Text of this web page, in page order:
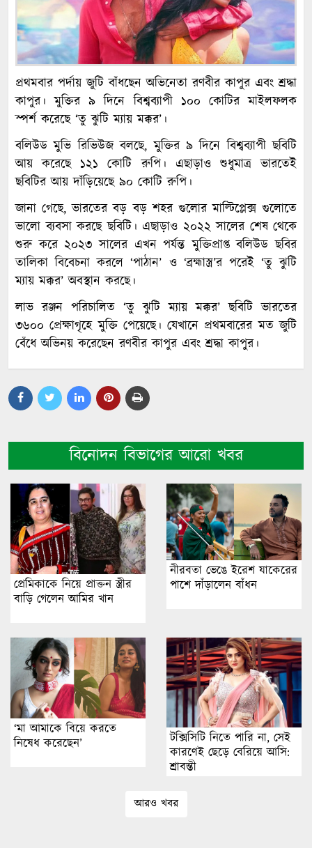
প্রথমবার পর্দায় জুটি বাঁধছেন অভিনেতা রণবীর কাপুর এবং শ্রদ্ধা
কাপুর। মুক্তির ৯ দিনে বিশ্বব্যাপী ১০০ কোটির মাইলফলক
স্পর্শ করেছে ‘তু ঝুটি ম্যায় মক্কর’।
বলিউড মুভি রিভিউজ বলছে, মুক্তির ৯ দিনে বিশ্বব্যাপী ছবিটি
আয় করেছে ১২১ কোটি রুপি। এছাড়াও শুধুমাত্র ভারতেই
ছবিটির আয় দাঁড়িয়েছে ৯০ কোটি রুপি।
জানা গেছে, ভারতের বড় বড় শহর গুলোর মাল্টিপ্লেক্স গুলোতে
ভালো ব্যবসা করছে ছবিটি। এছাড়াও ২০২২ সালের শেষ থেকে
শুরু করে ২০২৩ সালের এখন পর্যন্ত মুক্তিপ্রাপ্ত বলিউড ছবির
তালিকা বিবেচনা করলে ‘পাঠান’ ও ‘ব্রহ্মাস্ত্র’র পরেই ‘তু ঝুটি
ম্যায় মক্কর’ অবস্থান করছে।
লাভ রঞ্জন পরিচালিত ‘তু ঝুটি ম্যায় মক্কর’ ছবিটি ভারতের
৩৬০০ প্রেক্ষাগৃহে মুক্তি পেয়েছে। যেখানে প্রথমবারের মত জুটি
বেঁধে অভিনয় করেছেন রণবীর কাপুর এবং শ্রদ্ধা কাপুর।
বিনোদন বিভাগের আরো খবর
প্রেমিকাকে নিয়ে প্রাক্তন স্ত্রীর
বাড়ি গেলেন আমির খান
নীরবতা ভেঙে ইরেশ যাকেরের
পাশে দাঁড়ালেন বাঁধন
‘মা আমাকে বিয়ে করতে
নিষেধ করেছেন’
টক্সিসিটি নিতে পারি না, সেই
কারণেই ছেড়ে বেরিয়ে আসি:
শ্রাবন্তী
আরও খবর